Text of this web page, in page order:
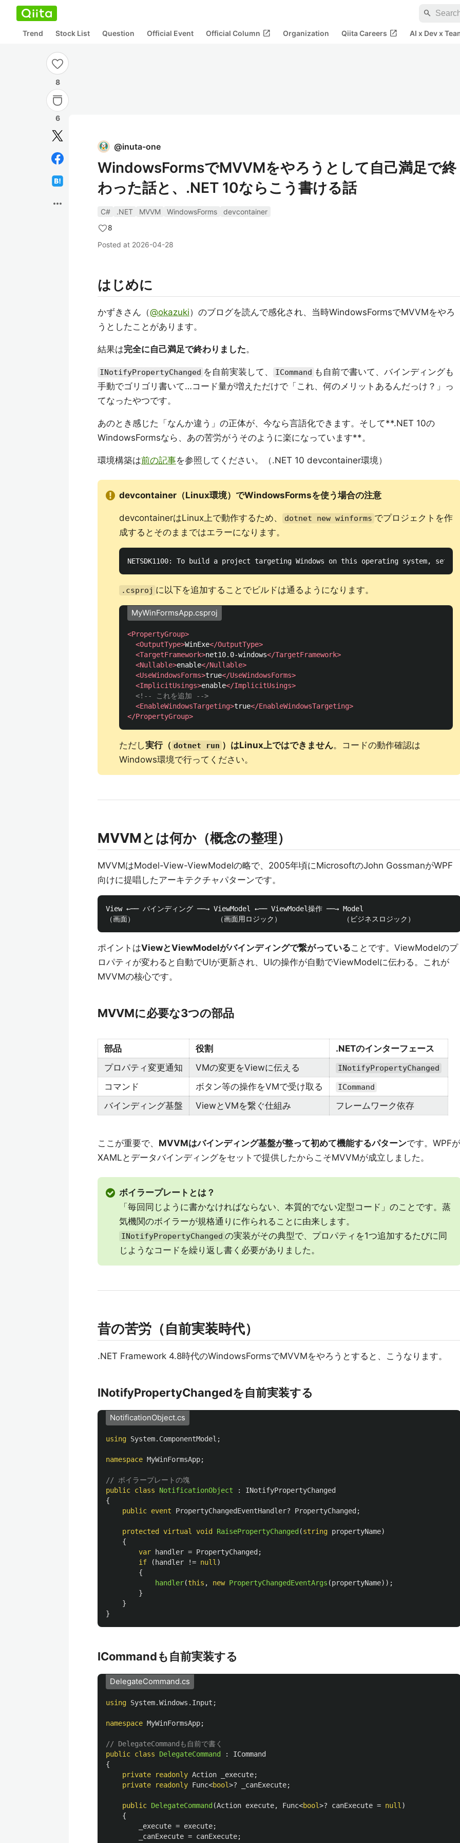
search
Trend Stock List Question Official Event Official Column open_in_new Organization Qiita Careers open_in_new AI x Dev x
8
6
more_horiz
@inuta-one
WindowsFormsでMVVMをやろうとして自己満足で終
わった話と、.NET 10ならこう書ける話
C# .NET MVVM WindowsForms
devcontainer
8
Posted at 2026-04-28
はじめに
かずきさん（@okazuki）のブログを読んで感化され、当時WindowsFormsでMVVMをやろ
うとしたことがあります。
結果は完全に自己満足で終わりました。
INotifyPropertyChanged を自前実装して、 ICommand も自前で書いて、バインディングも
手動でゴリゴリ書いて…コード量が増えただけで「これ、何のメリットあるんだっけ？」っ
てなったやつです。
あのとき感じた「なんか違う」の正体が、今なら言語化できます。そして**.NET 10の
WindowsFormsなら、あの苦労がうそのように楽になっています**。
環境構築は前の記事を参照してください。（.NET 10 devcontainer環境）
devcontainer（Linux環境）でWindowsFormsを使う場合の注意
devcontainerはLinux上で動作するため、 dotnet new winforms でプロジェクトを作
成するとそのままではエラーになります。
.csproj に以下を追加することでビルドは通るようになります。
MyWinFormsApp.csproj
<PropertyGroup>
<OutputType>WinExe</OutputType>
<TargetFramework>net10.0-windows</TargetFramework>
<Nullable>enable</Nullable>
<UseWindowsForms>true</UseWindowsForms>
<ImplicitUsings>enable</ImplicitUsings>
<!-- これを追加 -->
<EnableWindowsTargeting>true</EnableWindowsTargeting>
</PropertyGroup>
ただし実行（ dotnet run ）はLinux上ではできません。コードの動作確認は
Windows環境で行ってください。
MVVMとは何か（概念の整理）
MVVMはModel-View-ViewModelの略で、2005年頃にMicrosoftのJohn GossmanがWPF
向けに提唱したアーキテクチャパターンです。
View ←── バインディング ──→ ViewModel ←── ViewModel操作 ──→ Model
ポイントはViewとViewModelがバインディングで繋がっていることです。ViewModelのプ
ロパティが変わると自動でUIが更新され、UIの操作が自動でViewModelに伝わる。これが
MVVMの核心です。
MVVMに必要な3つの部品
部品 役割
.NETのインターフェース
プロパティ変更通知
VMの変更をViewに伝える INotifyPropertyChanged
コマンド ボタン等の操作をVMで受け取る ICommand
バインディング基盤 ViewとVMを繋ぐ仕組み フレームワーク依存
ここが重要で、 MVVMはバインディング基盤が整って初めて機能するパターンです。WPFが
XAMLとデータバインディングをセットで提供したからこそMVVMが成立しました。
ボイラープレートとは？
「毎回同じように書かなければならない、本質的でない定型コード」のことです。蒸
気機関のボイラーが規格通りに作られることに由来します。
INotifyPropertyChanged の実装がその典型で、プロパティを1つ追加するたびに同
じようなコードを繰り返し書く必要がありました。
昔の苦労（自前実装時代）
.NET Framework 4.8時代のWindowsFormsでMVVMをやろうとすると、こうなります。
INotifyPropertyChangedを自前実装する
NotificationObject.cs
using System.ComponentModel ;
namespace MyWinFormsApp;
// ボイラープレートの塊
public class NotificationObject :
INotifyPropertyChanged
{
public event PropertyChangedEventHandler? PropertyChanged ;
protected virtual void RaisePropertyChanged (string propertyName)
{
var
handler = PropertyChanged ;
if
( handler != null )
{
handler(this , new PropertyChangedEventArgs (propertyName));
}
}
}
ICommandも自前実装する
DelegateCommand.cs
using System.Windows.Input ;
namespace MyWinFormsApp;
// DelegateCommandも自前で書く
public class DelegateCommand :
ICommand
{
private
readonly Action _execute;
private
readonly Func<bool>? _canExecute;
public DelegateCommand (Action execute, Func<bool>? canExecute = null )
{
_execute = execute;
_canExecute = canExecute;